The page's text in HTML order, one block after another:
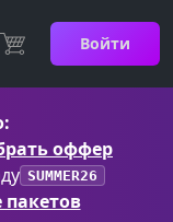
Войти
оффер
SUMMER26
пакетов